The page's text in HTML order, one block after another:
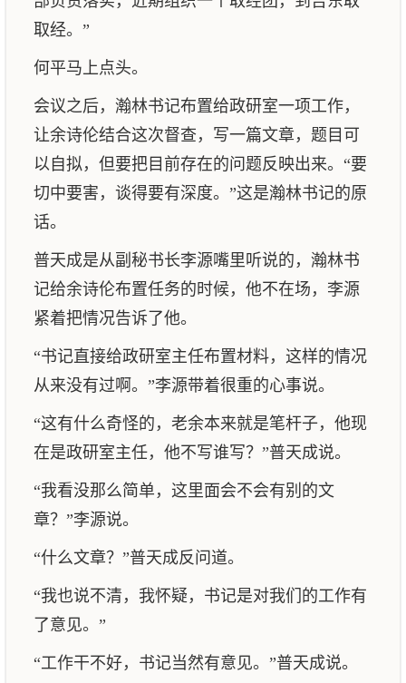
取经。”
何平马上点头。
会议之后，瀚林书记布置给政研室一项工作，
让余诗伦结合这次督查，写一篇文章，题目可
以自拟，但要把目前存在的问题反映出来。“要
切中要害，谈得要有深度。”这是瀚林书记的原
话。
普天成是从副秘书长李源嘴里听说的，瀚林书
记给余诗伦布置任务的时候，他不在场，李源
紧着把情况告诉了他。
“书记直接给政研室主任布置材料，这样的情况
从来没有过啊。”李源带着很重的心事说。
“这有什么奇怪的，老余本来就是笔杆子，他现
在是政研室主任，他不写谁写？”普天成说。
“我看没那么简单，这里面会不会有别的文
章？”李源说。
“什么文章？”普天成反问道。
“我也说不清，我怀疑，书记是对我们的工作有
了意见。”
“工作干不好，书记当然有意见。”普天成说。